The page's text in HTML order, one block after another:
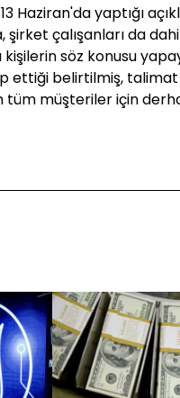
Haziran'da yaptığı
çalışanları da
kişilerin söz konusu
ettiği belirtilmiş,
müşteriler için derhal